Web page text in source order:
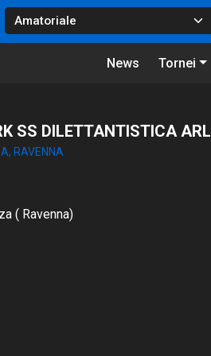
News Tornei
SS DILETTANTISTICA ARL
RAVENNA
( Ravenna)